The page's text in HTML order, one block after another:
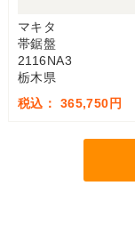
マキタ
帯鋸盤
2116NA3
栃木県
税込： 365,750円